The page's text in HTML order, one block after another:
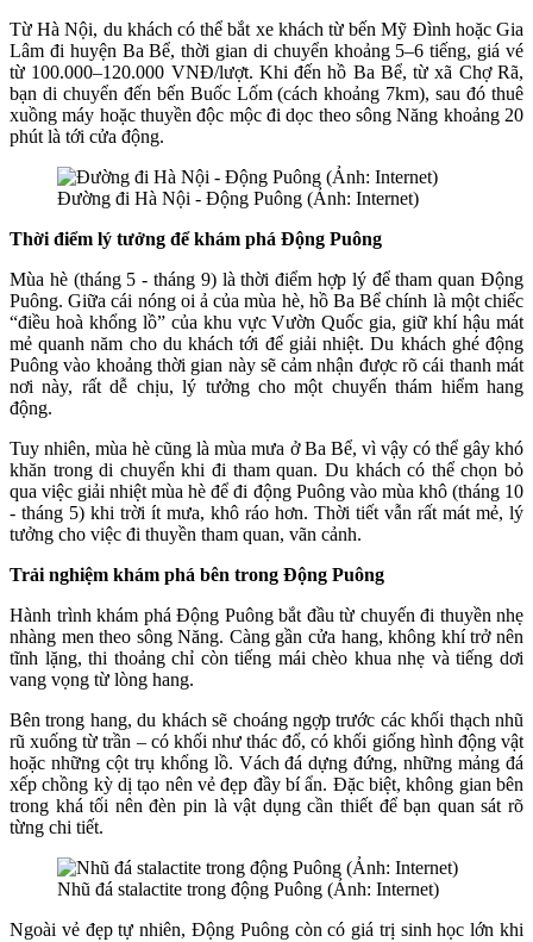
Từ Hà Nội, du khách có thể bắt xe khách từ bến Mỹ Đình hoặc Gia
Lâm đi huyện Ba Bể, thời gian di chuyển khoảng 5–6 tiếng, giá vé
từ 100.000–120.000 VNĐ/lượt. Khi đến hồ Ba Bể, từ xã Chợ Rã,
bạn di chuyển đến bến Buốc Lốm (cách khoảng 7km), sau đó thuê
xuồng máy hoặc thuyền độc mộc đi dọc theo sông Năng khoảng 20
phút là tới cửa động.
Đường đi Hà Nội - Động Puông (Ảnh: Internet)
Thời điểm lý tưởng để khám phá Động Puông
Mùa hè (tháng 5 - tháng 9) là thời điểm hợp lý để tham quan Động
Puông. Giữa cái nóng oi ả của mùa hè, hồ Ba Bể chính là một chiếc
“điều hoà khổng lồ” của khu vực Vườn Quốc gia, giữ khí hậu mát
mẻ quanh năm cho du khách tới để giải nhiệt. Du khách ghé động
Puông vào khoảng thời gian này sẽ cảm nhận được rõ cái thanh mát
nơi này, rất dễ chịu, lý tưởng cho một chuyến thám hiểm hang
động.
Tuy nhiên, mùa hè cũng là mùa mưa ở Ba Bể, vì vậy có thể gây khó
khăn trong di chuyển khi đi tham quan. Du khách có thể chọn bỏ
qua việc giải nhiệt mùa hè để đi động Puông vào mùa khô (tháng 10
- tháng 5) khi trời ít mưa, khô ráo hơn. Thời tiết vẫn rất mát mẻ, lý
tưởng cho việc đi thuyền tham quan, vãn cảnh.
Trải nghiệm khám phá bên trong Động Puông
Hành trình khám phá Động Puông bắt đầu từ chuyến đi thuyền nhẹ
nhàng men theo sông Năng. Càng gần cửa hang, không khí trở nên
tĩnh lặng, thi thoảng chỉ còn tiếng mái chèo khua nhẹ và tiếng dơi
vang vọng từ lòng hang.
Bên trong hang, du khách sẽ choáng ngợp trước các khối thạch nhũ
rũ xuống từ trần – có khối như thác đổ, có khối giống hình động vật
hoặc những cột trụ khổng lồ. Vách đá dựng đứng, những mảng đá
xếp chồng kỳ dị tạo nên vẻ đẹp đầy bí ẩn. Đặc biệt, không gian bên
trong khá tối nên đèn pin là vật dụng cần thiết để bạn quan sát rõ
từng chi tiết.
Nhũ đá stalactite trong động Puông (Ảnh: Internet)
Ngoài vẻ đẹp tự nhiên, Động Puông còn có giá trị sinh học lớn khi